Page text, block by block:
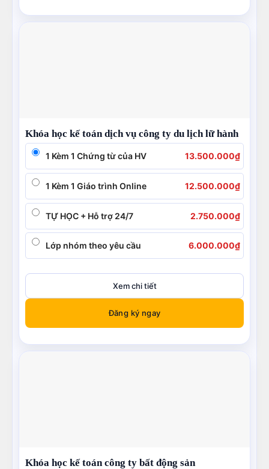
Khóa học kế toán dịch vụ công ty du lịch lữ hành
1 Kèm 1 Chứng từ của HV 13.500.000₫
1 Kèm 1 Giáo trình Online 12.500.000₫
TỰ HỌC + Hỗ trợ 24/7 2.750.000₫
Lớp nhóm theo yêu cầu 6.000.000₫
Xem chi tiết
Đăng ký ngay
Khóa học kế toán công ty bất động sản